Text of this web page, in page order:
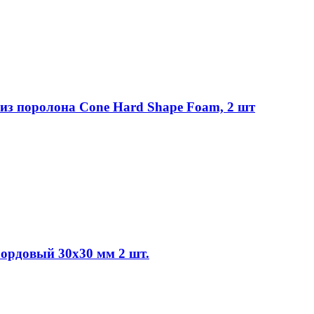
поролона Cone Hard Shape Foam, 2 шт
30х30 мм 2 шт.